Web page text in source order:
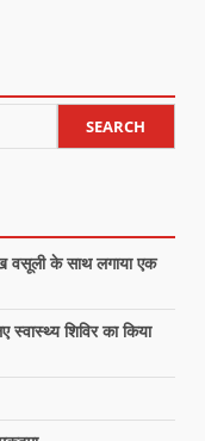
SEARCH
वसूली के साथ लगाया एक
शिविर का किया